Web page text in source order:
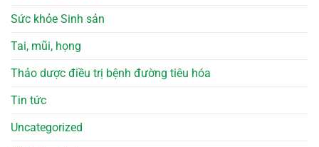
Sức khỏe Sinh sản
Tai, mũi, họng
Thảo dược điều trị bệnh đường tiêu hóa
Tin tức
Uncategorized